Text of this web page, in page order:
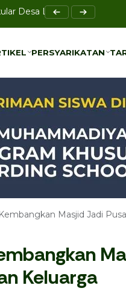
Sekolah Sentral
PERSYARIKATAN
Masjid Jadi
Keluarga